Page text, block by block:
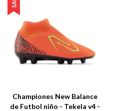
Championes New Balance
de Futbol niño - Tekela v4 -